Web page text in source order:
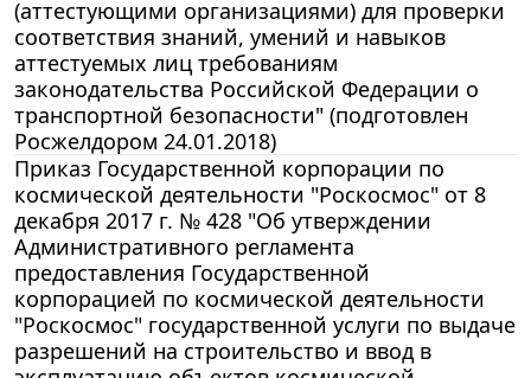
(аттестующими организациями) для проверки
соответствия знаний, умений и навыков
аттестуемых лиц требованиям
законодательства Российской Федерации о
транспортной безопасности" (подготовлен
Росжелдором 24.01.2018)
Приказ Государственной корпорации по
космической деятельности "Роскосмос" от 8
декабря 2017 г. № 428 "Об утверждении
Административного регламента
предоставления Государственной
корпорацией по космической деятельности
"Роскосмос" государственной услуги по выдаче
разрешений на строительство и ввод в